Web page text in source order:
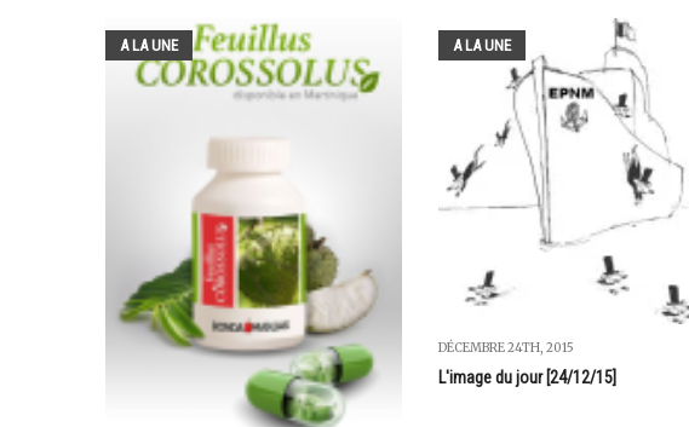
A LA UNE A LA UNE
DÉCEMBRE 24TH, 2015
L'image du jour [24/12/15]